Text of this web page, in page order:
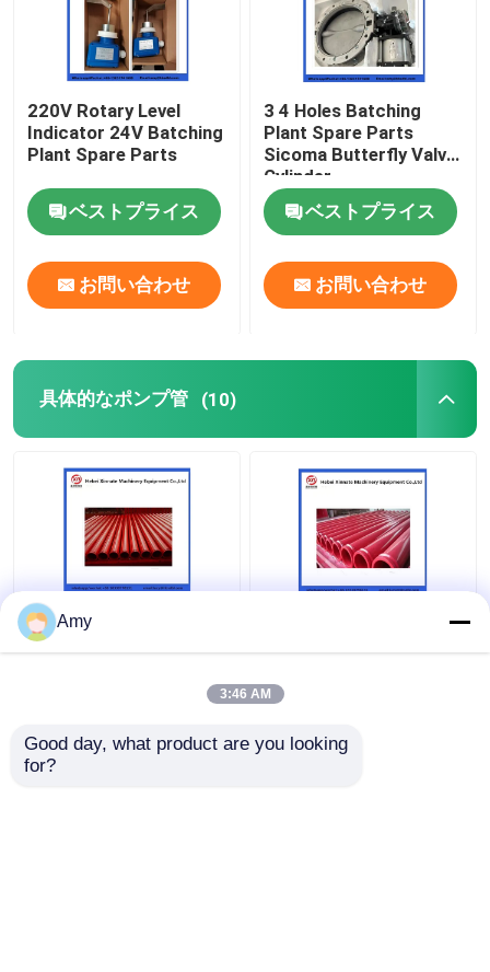
220V Rotary Level
Indicator 24V Batching
Plant Spare Parts
ベストプライス
お問い合わせ
3 4 Holes Batching
Plant Spare Parts
Sicoma Butterfly Valve
Cylinder
Electropneumatic
Actuator Cylinder
ベストプライス
お問い合わせ
具体的なポンプ管 (10)
Amy
3:46 AM
Good day, what product are you looking
for?